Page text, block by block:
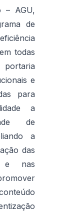
– AGU,
de
todas
e
para
a
de
a
das
e nas